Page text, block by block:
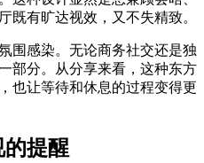
既有旷达视效，又不失精致。
围感染。无论商务社交还是独
部分。从分享来看，这种东方
也让等待和休息的过程变得更
的提醒